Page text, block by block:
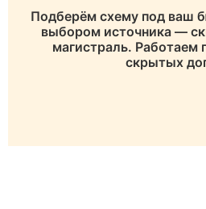
Армирование
По
Подберём схему под ваш
выбором источника —
магистраль. Работаем
скрытых